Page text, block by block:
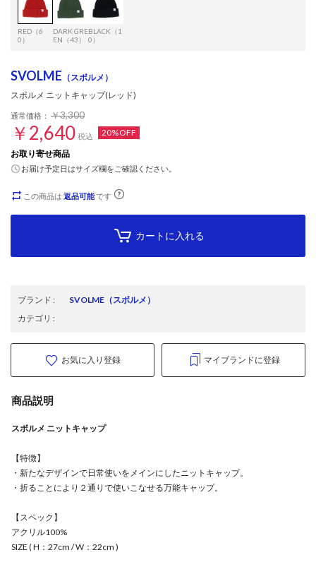
RED（6
0）
DARK GRE
EN（43）
BLACK（1
0）
SVOLME （スボルメ）
スボルメ ニットキャップ(レッド)
通常価格： ￥3,300
￥2,640 税込
20%OFF
お取り寄せ商品
お届け予定日はサイズ欄をご確認ください。
この商品は 返品可能です
カートに入れる
ブランド : SVOLME （スボルメ）
カテゴリ :
お気に入り登録 マイブランドに登録
商品説明
スボルメ ニットキャップ
【特徴】
・新たなデザインで日常使いをメインにしたニットキャップ。
・折ることにより２通りで使いこなせる万能キャップ。
【スペック】
アクリル100%
SIZE ( H：27cm / W：22cm )